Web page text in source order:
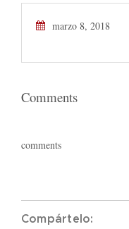
marzo 8, 2018
Comments
comments
Compártelo: